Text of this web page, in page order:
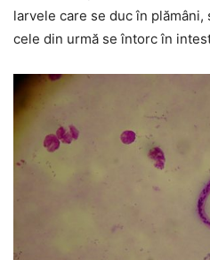
larvele care se duc în
cele din urmă se întorc în